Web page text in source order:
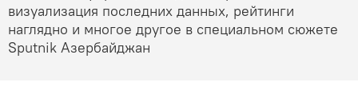
визуализация последних данных, рейтинги
наглядно и многое другое в специальном сюжете
Sputnik Азербайджан